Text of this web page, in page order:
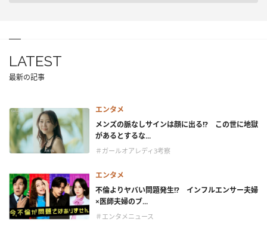
LATEST
最新の記事
エンタメ
メンズの脈なしサインは顔に出る!? この世に地獄
があるとするな...
＃ガールオアレディ3考察
エンタメ
不倫よりヤバい問題発生!? インフルエンサー夫婦
×医師夫婦のブ...
＃エンタメニュース